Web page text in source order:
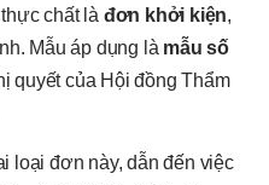
chất là đơn khởi kiện,
Mẫu áp dụng là mẫu số
quyết của Hội đồng Thẩm
loại đơn này, dẫn đến việc